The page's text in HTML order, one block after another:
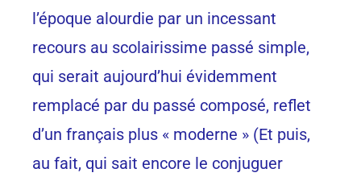
l’époque alourdie par un incessant
recours au scolairissime passé simple,
qui serait aujourd’hui évidemment
remplacé par du passé composé, reflet
d’un français plus « moderne » (Et puis,
au fait, qui sait encore le conjuguer